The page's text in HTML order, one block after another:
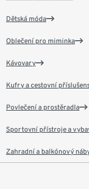
Dětská móda
Oblečení pro miminka
Kávovary
Kufry a cestovní
Povlečení a prostěradla
Sportovní přístroje a
Zahradní a balkónový